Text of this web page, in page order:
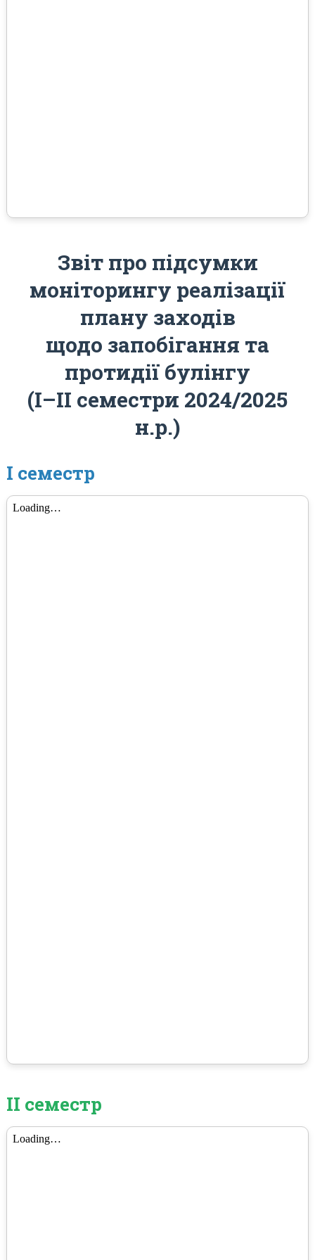
Звіт про підсумки
моніторингу реалізації
плану заходів
щодо запобігання та
протидії булінгу
(І–ІІ семестри 2024/2025
н.р.)
І семестр
ІІ семестр